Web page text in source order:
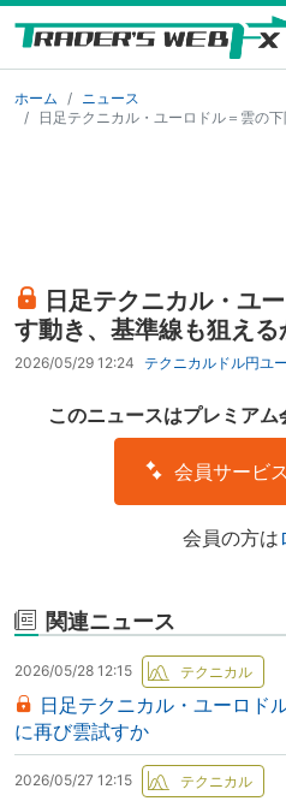
ホーム
ニュース
日足テクニカル・ユーロドル＝雲の
日足テクニカル・ユ
す動き、基準線も狙える
2026/05/29 12:24 テクニカル ドル円ユ
このニュースはプレミアム
会員サービ
会員の方は
関連ニュース
2026/05/28 12:15
日足テクニカル・ユーロド
に再び雲試すか
2026/05/27 12:15